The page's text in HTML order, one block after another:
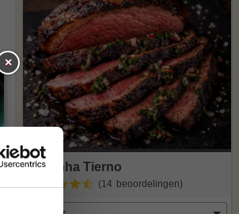
Picanha Tierno
(14 beoordelingen)
×